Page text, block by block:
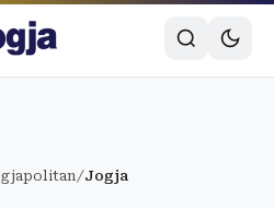
/Jogja